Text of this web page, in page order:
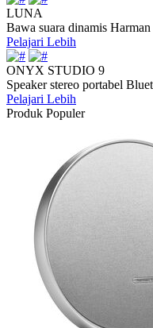
LUNA
Bawa suara dinamis
Pelajari Lebih
ONYX STUDIO 9
Speaker stereo portabel
Pelajari Lebih
Produk Populer